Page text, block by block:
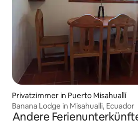
Privatzimmer in Puerto Misahuallí
Banana Lodge in Misahualli, Ecuador
Andere